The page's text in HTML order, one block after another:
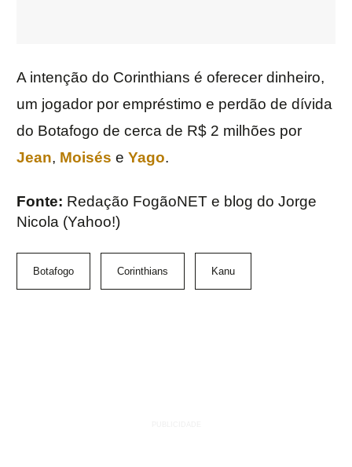
A intenção do Corinthians é oferecer dinheiro,
um jogador por empréstimo e perdão de dívida
do Botafogo de cerca de R$ 2 milhões por
Jean, Moisés e Yago.
Fonte: Redação FogãoNET e blog do Jorge
Nicola (Yahoo!)
Botafogo Corinthians Kanu